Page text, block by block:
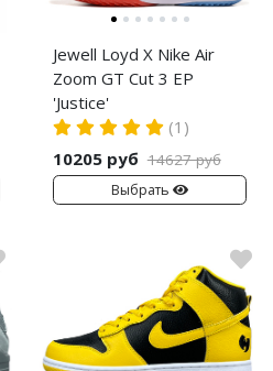
Jewell Loyd X Nike Air
Zoom GT Cut 3 EP
'Justice'
(1)
10205 руб 14627 руб
Выбрать